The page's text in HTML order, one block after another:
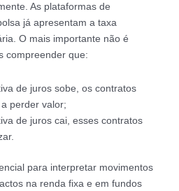
As plataformas de
já apresentam a taxa
O mais importante não é
compreender que:
de juros sobe, os contratos
perder valor;
de juros cai, esses contratos
para interpretar movimentos
na renda fixa e em fundos